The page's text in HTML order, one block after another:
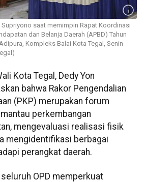
Supriyono saat memimpin Rapat Koordinasi
dan Belanja Daerah (APBD) Tahun
Kompleks Balai Kota Tegal, Senin
Kota Tegal, Dedy Yon
bahwa Rakor Pengendalian
(PKP) merupakan forum
perkembangan
mengevaluasi realisasi fisik
mengidentifikasi berbagai
perangkat daerah.
OPD memperkuat